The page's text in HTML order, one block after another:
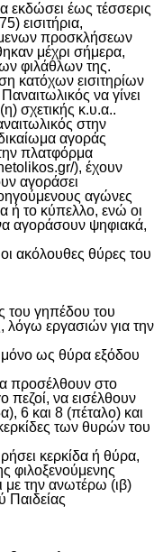
έως τέσσερις
εισιτήρια,
προσκλήσεων
μέχρι σήμερα,
φιλάθλων της.
κατόχων εισιτηρίων
να γίνει
σχετικής κ.υ.α..
στην
αγοράς
πλατφόρμα
), έχουν
αγοράσει
αγώνες
ή το κύπελλο, ενώ οι
αγοράσουν ψηφιακά,
ακόλουθες θύρες του
του γηπέδου του
λόγω εργασιών για την
μόνο ως θύρα εξόδου
προσέλθουν στο
πεζοί, να εισέλθουν
6 και 8 (πέταλο) και
των θυρών του
κερκίδα ή θύρα,
φιλοξενούμενης
την ανωτέρω (ιβ)